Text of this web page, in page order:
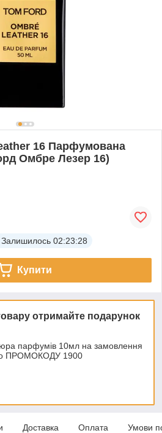
16 Парфумована
Омбре Лезер 16)
Залишилось 02:23:28
Купити
отримайте подарунок
парфумів 10мл на замовлення
ПРОМОКОДУ 1900
Доставка Оплата Умови